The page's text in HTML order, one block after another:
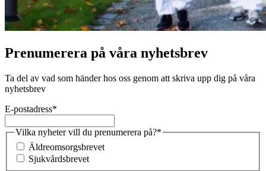
Prenumerera på våra nyhetsbrev
Ta del av vad som händer hos oss genom att skriva upp dig på våra
nyhetsbrev
E-postadress*
Vilka nyheter vill du prenumerera på?*
Äldreomsorgsbrevet
Sjukvårdsbrevet